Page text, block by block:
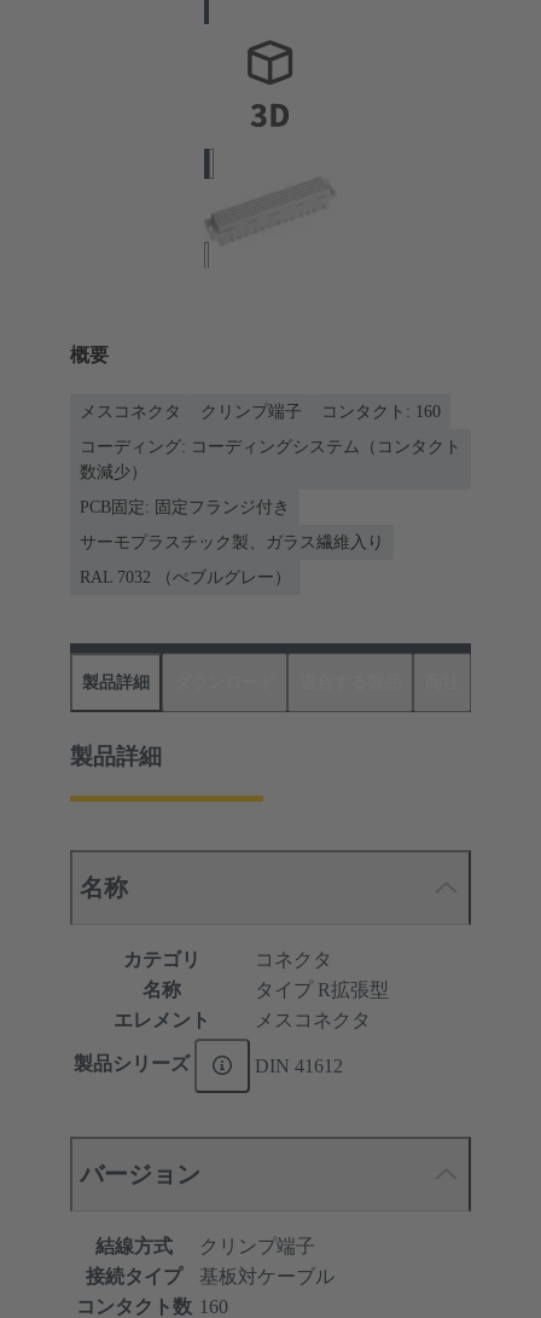
概要
メスコネクタ クリンプ端子
コンタクト: 160
コーディング: コーディングシステム（コンタクト
数減少）
PCB固定: 固定フランジ付き
サーモプラスチック製、ガラス繊維入り
RAL 7032 （ぺブルグレー）
製品詳細
製品詳細
名称
カテゴリ
コネクタ
名称
タイプ R拡張型
エレメント
メスコネクタ
製品シリーズ DIN 41612
バージョン
結線方式
クリンプ端子
接続タイプ
基板対ケーブル
コンタクト数 160